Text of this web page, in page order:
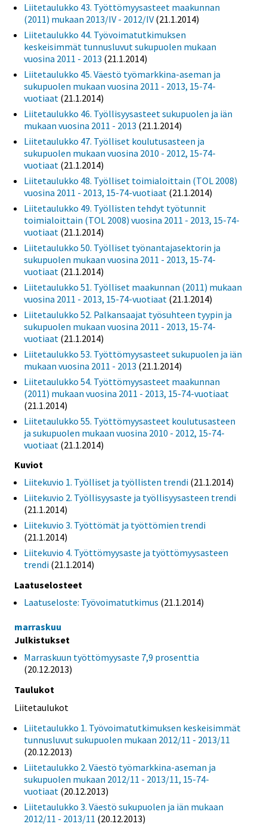
Liitetaulukko 43. Työttömyysasteet maakunnan
(2011) mukaan 2013/IV - 2012/IV (21.1.2014)
Liitetaulukko 44. Työvoimatutkimuksen
keskeisimmät tunnusluvut sukupuolen mukaan
vuosina 2011 - 2013 (21.1.2014)
Liitetaulukko 45. Väestö työmarkkina-aseman ja
sukupuolen mukaan vuosina 2011 - 2013, 15-74-
vuotiaat (21.1.2014)
Liitetaulukko 46. Työllisyysasteet sukupuolen ja iän
mukaan vuosina 2011 - 2013 (21.1.2014)
Liitetaulukko 47. Työlliset koulutusasteen ja
sukupuolen mukaan vuosina 2010 - 2012, 15-74-
vuotiaat (21.1.2014)
Liitetaulukko 48. Työlliset toimialoittain (TOL 2008)
vuosina 2011 - 2013, 15-74-vuotiaat (21.1.2014)
Liitetaulukko 49. Työllisten tehdyt työtunnit
toimialoittain (TOL 2008) vuosina 2011 - 2013, 15-74-
vuotiaat (21.1.2014)
Liitetaulukko 50. Työlliset työnantajasektorin ja
sukupuolen mukaan vuosina 2011 - 2013, 15-74-
vuotiaat (21.1.2014)
Liitetaulukko 51. Työlliset maakunnan (2011) mukaan
vuosina 2011 - 2013, 15-74-vuotiaat (21.1.2014)
Liitetaulukko 52. Palkansaajat työsuhteen tyypin ja
sukupuolen mukaan vuosina 2011 - 2013, 15-74-
vuotiaat (21.1.2014)
Liitetaulukko 53. Työttömyysasteet sukupuolen ja iän
mukaan vuosina 2011 - 2013 (21.1.2014)
Liitetaulukko 54. Työttömyysasteet maakunnan
(2011) mukaan vuosina 2011 - 2013, 15-74-vuotiaat
(21.1.2014)
Liitetaulukko 55. Työttömyysasteet koulutusasteen
ja sukupuolen mukaan vuosina 2010 - 2012, 15-74-
vuotiaat (21.1.2014)
Kuviot
Liitekuvio 1. Työlliset ja työllisten trendi (21.1.2014)
Liitekuvio 2. Työllisyysaste ja työllisyysasteen trendi
(21.1.2014)
Liitekuvio 3. Työttömät ja työttömien trendi
(21.1.2014)
Liitekuvio 4. Työttömyysaste ja työttömyysasteen
trendi (21.1.2014)
Laatuselosteet
Laatuseloste: Työvoimatutkimus (21.1.2014)
marraskuu
Julkistukset
Marraskuun työttömyysaste 7,9 prosenttia
(20.12.2013)
Taulukot
Liitetaulukot
Liitetaulukko 1. Työvoimatutkimuksen keskeisimmät
tunnusluvut sukupuolen mukaan 2012/11 - 2013/11
(20.12.2013)
Liitetaulukko 2. Väestö työmarkkina-aseman ja
sukupuolen mukaan 2012/11 - 2013/11, 15-74-
vuotiaat (20.12.2013)
Liitetaulukko 3. Väestö sukupuolen ja iän mukaan
2012/11 - 2013/11 (20.12.2013)